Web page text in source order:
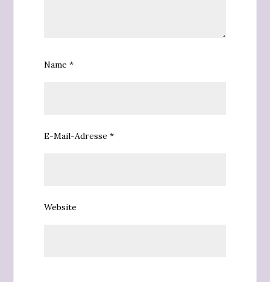
Name*
E-Mail-Adresse*
Website